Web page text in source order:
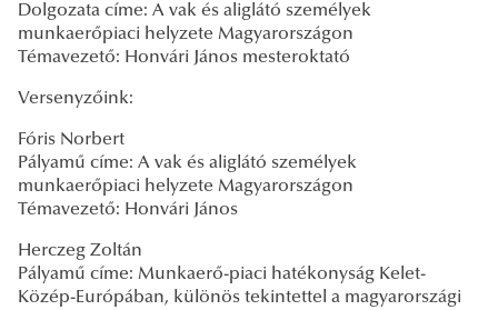
Dolgozata címe: A vak és aliglátó személyek
munkaerőpiaci helyzete Magyarországon
Témavezető: Honvári János mesteroktató
Versenyzőink:
Fóris Norbert
Pályamű címe: A vak és aliglátó személyek
munkaerőpiaci helyzete Magyarországon
Témavezető: Honvári János
Herczeg Zoltán
Pályamű címe: Munkaerő-piaci hatékonyság Kelet-
Közép-Európában, különös tekintettel a magyarországi